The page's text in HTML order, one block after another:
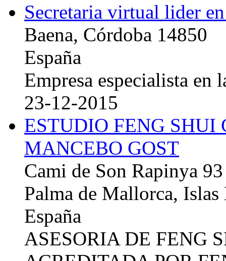
Secretaria virtual lider
Baena, Córdoba 14850
España
Empresa especialista en
23-12-2015
ESTUDIO FENG
MANCEBO GOST
Cami de Son Rapinya 93
Palma de Mallorca, Islas
España
ASESORIA DE FENG